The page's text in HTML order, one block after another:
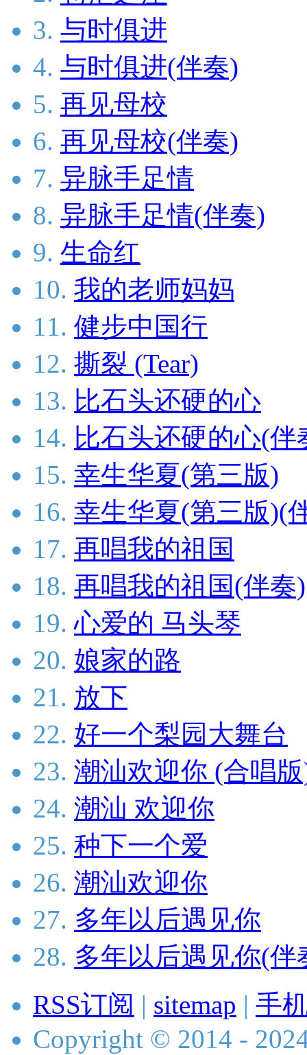
3. 与时俱进
4. 与时俱进(伴奏)
5. 再见母校
6. 再见母校(伴奏)
7. 异脉手足情
8. 异脉手足情(伴奏)
9. 生命红
10. 我的老师妈妈
11. 健步中国行
12. 撕裂 (Tear)
13. 比石头还硬的心
14. 比石头还硬的心(伴
15. 幸生华夏(第三版)
16. 幸生华夏(第三版)(
17. 再唱我的祖国
18. 再唱我的祖国(伴奏)
19. 心爱的 马头琴
20. 娘家的路
21. 放下
22. 好一个梨园大舞台
23. 潮汕欢迎你 (合唱
24. 潮汕 欢迎你
25. 种下一个爱
26. 潮汕欢迎你
27. 多年以后遇见你
28. 多年以后遇见你(伴
RSS订阅 | sitemap | 手
Copyright © 2014 -